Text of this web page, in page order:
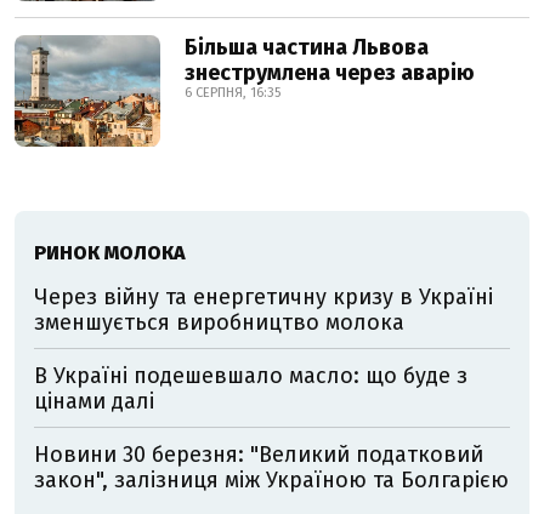
Більша частина Львова
знеструмлена через аварію
6 СЕРПНЯ, 16:35
РИНОК МОЛОКА
Через війну та енергетичну кризу в Україні
зменшується виробництво молока
В Україні подешевшало масло: що буде з
цінами далі
Новини 30 березня: "Великий податковий
закон", залізниця між Україною та Болгарією